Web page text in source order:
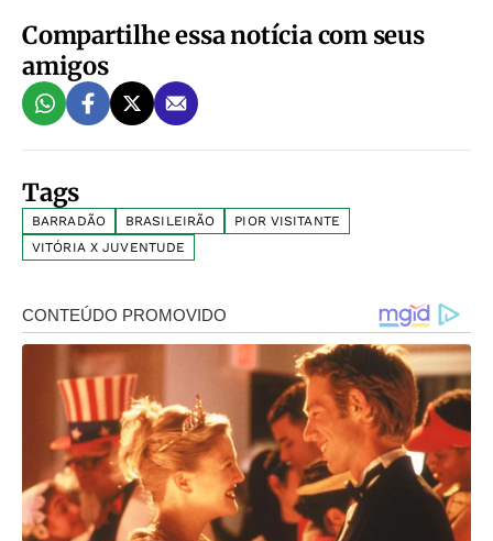
Compartilhe essa notícia com seus
amigos
Tags
BARRADÃO BRASILEIRÃO
PIOR VISITANTE
VITÓRIA X JUVENTUDE